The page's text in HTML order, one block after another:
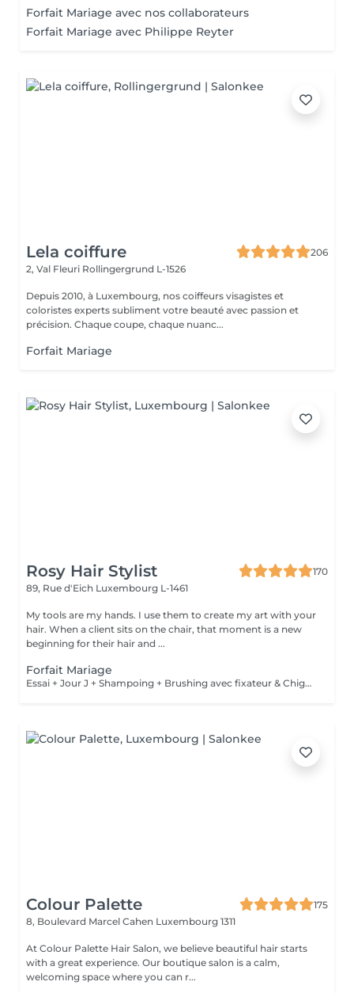
Forfait Mariage avec nos collaborateurs
Forfait Mariage avec Philippe Reyter
Lela coiffure
206
2, Val Fleuri Rollingergrund L-1526
Depuis 2010, à Luxembourg, nos coiffeurs visagistes et
coloristes experts subliment votre beauté avec passion et
précision. Chaque coupe, chaque nuanc...
Forfait Mariage
Rosy Hair Stylist
170
89, Rue d'Eich Luxembourg L-1461
My tools are my hands. I use them to create my art with your
hair. When a client sits on the chair, that moment is a new
beginning for their hair and ...
Forfait Mariage
Essai + Jour J + Shampoing + Brushing avec fixateur & Chignon
Colour Palette
175
8, Boulevard Marcel Cahen Luxembourg 1311
At Colour Palette Hair Salon, we believe beautiful hair starts
with a great experience. Our boutique salon is a calm,
welcoming space where you can r...